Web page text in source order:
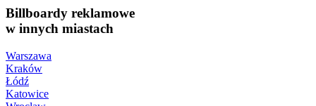
Billboardy reklamowe
w innych miastach
Warszawa
Kraków
Łódź
Katowice